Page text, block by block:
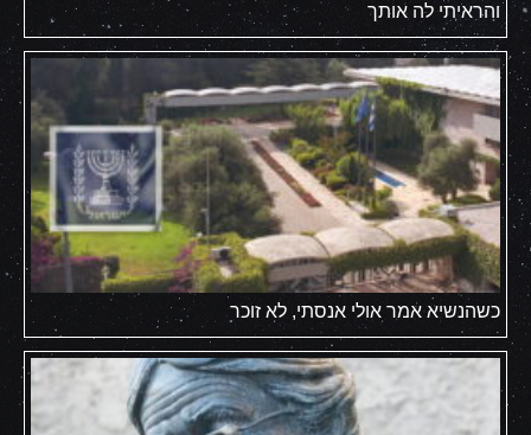
והראיתי לה אותך
כשהנשיא אמר אולי אנסתי, לא זוכר